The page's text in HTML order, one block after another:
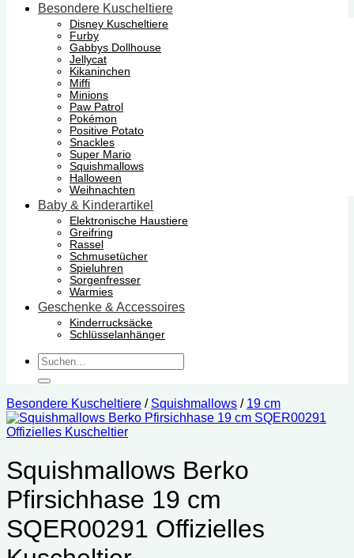
Besondere Kuscheltiere
Disney Kuscheltiere
Furby
Gabbys Dollhouse
Jellycat
Kikaninchen
Miffi
Minions
Paw Patrol
Pokémon
Positive Potato
Snackles
Super Mario
Squishmallows
Halloween
Weihnachten
Baby & Kinderartikel
Elektronische Haustiere
Greifring
Rassel
Schmusetücher
Spieluhren
Sorgenfresser
Warmies
Geschenke & Accessoires
Kinderrucksäcke
Schlüsselanhänger
Suchen
nach:
Besondere Kuscheltiere / Squishmallows / 19 cm
Squishmallows Berko
Pfirsichhase 19 cm
‎SQER00291 Offizielles